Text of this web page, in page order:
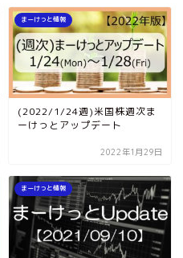
まーけっと情報
(2022/1/24週)米国株週次ま
ーけっとアップデート
2022年1月29日
まーけっと情報